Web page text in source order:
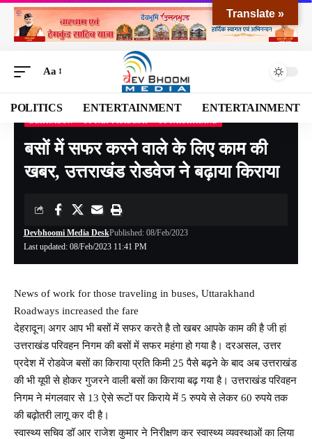
Aa
POLITICS ENTERTAINMENT ENTERTAINMENT
Devbhoomi Media>Blog>NATIONAL>UTTARAKHAND>DEHRADUN
बसों में सफर करने वाले के लिए काम की
खबर, उत्तराखंड रोडवेज ने बढ़ाया किराया
Last updated: 08/Feb/2023 11:41 PM
Devbhoomi Media DeskPublished: 08/Feb/2023
News of work for those traveling in buses, Uttarakhand
Roadways increased the fare
देहरादून| अगर आप भी बसों में सफर करते है तो खबर आपके काम की है जी हां
उत्तराखंड परिवहन निगम की बसों में सफर महंगा हो गया है। दरअसल, उत्तर
प्रदेश में रोडवेज बसों का किराया प्रति किमी 25 पैसे बढ़ने के बाद अब उत्तराखंड
की भी यूपी से होकर गुजरने वाली बसों का किराया बढ़ गया है। उत्तराखंड परिवहन
निगम ने मंगलवार से 13 ऐसे रूटों पर किराये में 5 रुपये से लेकर 60 रुपये तक
की बढ़ोतरी लागू कर दी है।
स्वास्थ्य सचिव डॉ आर राजेश कुमार ने निरीक्षण कर स्वास्थ्य व्यवस्थाओं का लिया
Translate »